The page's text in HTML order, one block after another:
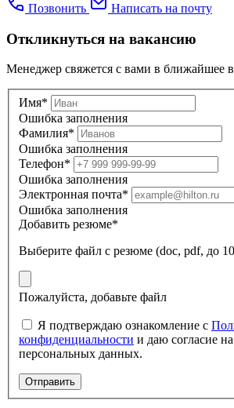
Позвонить
Написать на почту
Откликнуться на вакансию
Менеджер свяжется с вами в ближайшее
Имя*
Ошибка заполнения
Фамилия*
Ошибка заполнения
Телефон*
Ошибка заполнения
Электронная почта*
Ошибка заполнения
Добавить резюме*
Выберите файл с резюме (doc, pdf, до
Пожалуйста, добавьте файл
Я подтверждаю ознакомление с
конфиденциальности
персональных данных.
Отправить